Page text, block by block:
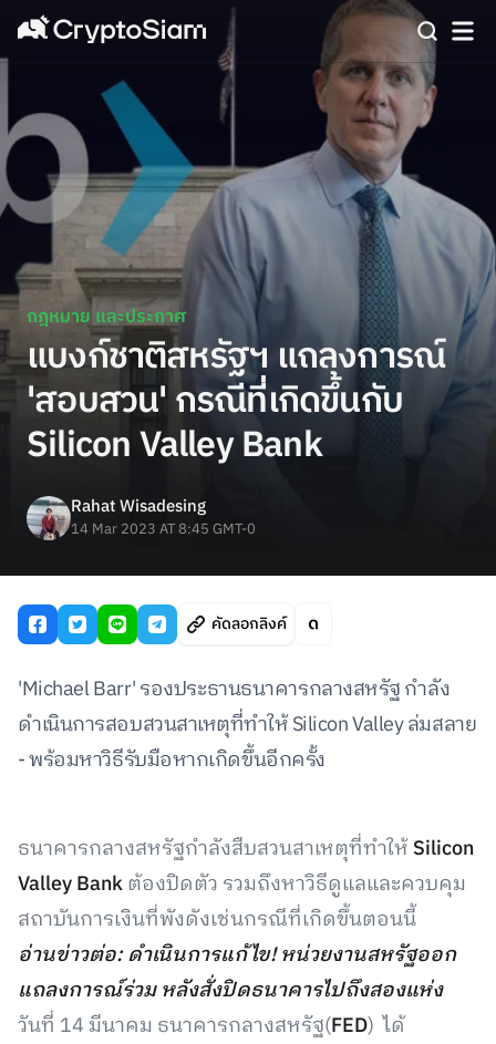
กฎหมาย และประกาศ
แบงก์ชาติสหรัฐฯ แถลงการณ์
'สอบสวน' กรณีที่เกิดขึ้นกับ
Silicon Valley Bank
Rahat Wisadesing
14 Mar 2023 AT 8:45 GMT-0
คัดลอกลิงค์
'Michael Barr' รองประธานธนาคารกลางสหรัฐ กำลัง
ดำเนินการสอบสวนสาเหตุที่ทำให้ Silicon Valley ล่มสลาย
- พร้อมหาวิธีรับมือหากเกิดขึ้นอีกครั้ง
ธนาคารกลางสหรัฐกำลังสืบสวนสาเหตุที่ทำให้Silicon
Valley Bankต้องปิดตัว รวมถึงหาวิธีดูแลและควบคุม
สถาบันการเงินที่พังดังเช่นกรณีที่เกิดขึ้นตอนนี้
อ่านข่าวต่อ: ดำเนินการแก้ไข! หน่วยงานสหรัฐออก
แถลงการณ์ร่วม หลังสั่งปิดธนาคารไปถึงสองแห่ง
วันที่ 14 มีนาคม ธนาคารกลางสหรัฐ(FED) ได้